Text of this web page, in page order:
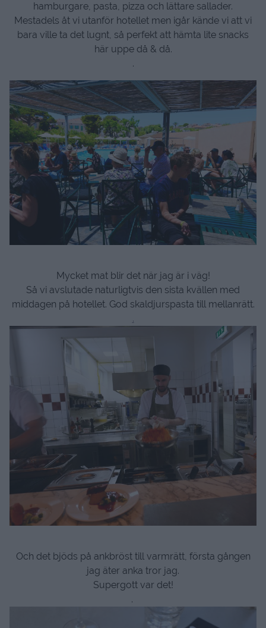
hamburgare, pasta, pizza och lättare sallader.
Mestadels åt vi utanför hotellet men igår kände vi att vi
bara ville ta det lugnt, så perfekt att hämta lite snacks
här uppe då & då.
.
Mycket mat blir det när jag är i väg!
Så vi avslutade naturligtvis den sista kvällen med
middagen på hotellet. God skaldjurspasta till mellanrätt.
.
Och det bjöds på ankbröst till varmrätt, första gången
jag äter anka tror jag.
Supergott var det!
.